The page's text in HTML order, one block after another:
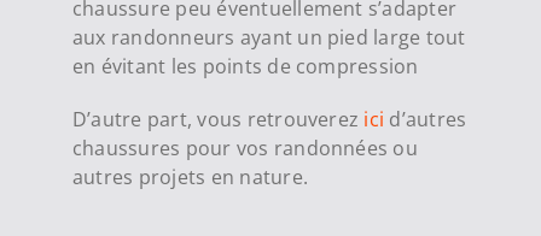
chaussure peu éventuellement s’adapter
aux randonneurs ayant un pied large tout
en évitant les points de compression
D’autre part, vous retrouverez ici d’autres
chaussures pour vos randonnées ou
autres projets en nature.